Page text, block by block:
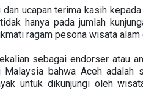
ucapan terima kasih
hanya pada jumlah
ragam pesona wisata alam
sebagai endorser atau
bahwa Aceh adalah
untuk dikunjungi oleh